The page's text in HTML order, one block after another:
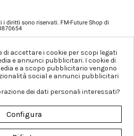
diritti sono riservati. FM-Future Shop di
di accettare i cookie per scopi legati
e annunci pubblicitari. I cookie di
e a scopo pubblicitario vengono
social e annunci pubblicitari
dei dati personali interessati?
Configura